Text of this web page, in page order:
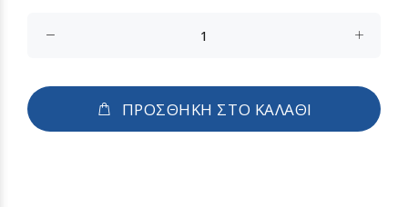
ΠΡΟΣΘΗΚΗ ΣΤΟ ΚΑΛΑΘΙ